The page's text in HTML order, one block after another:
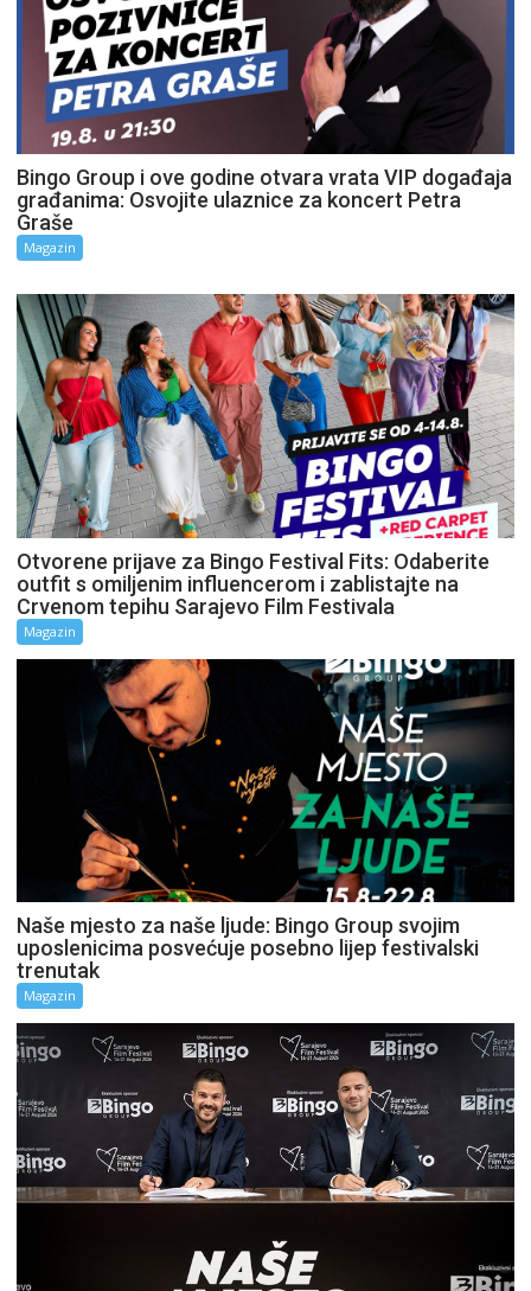
Bingo Group i ove godine otvara vrata VIP događaja
građanima: Osvojite ulaznice za koncert Petra
Graše
Magazin
Otvorene prijave za Bingo Festival Fits: Odaberite
outfit s omiljenim influencerom i zablistajte na
Crvenom tepihu Sarajevo Film Festivala
Magazin
Naše mjesto za naše ljude: Bingo Group svojim
uposlenicima posvećuje posebno lijep festivalski
trenutak
Magazin